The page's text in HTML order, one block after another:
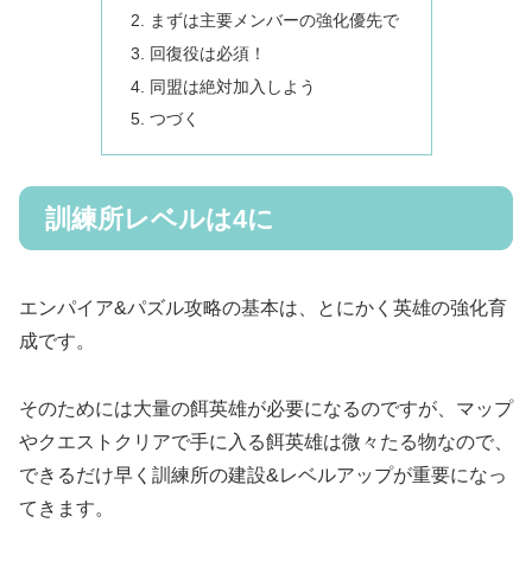
まずは主要メンバーの強化優先で
回復役は必須！
同盟は絶対加入しよう
つづく
訓練所レベルは4に
エンパイア&パズル攻略の基本は、とにかく英雄の強化育
成です。
そのためには大量の餌英雄が必要になるのですが、マップ
やクエストクリアで手に入る餌英雄は微々たる物なので、
できるだけ早く訓練所の建設&レベルアップが重要になっ
てきます。